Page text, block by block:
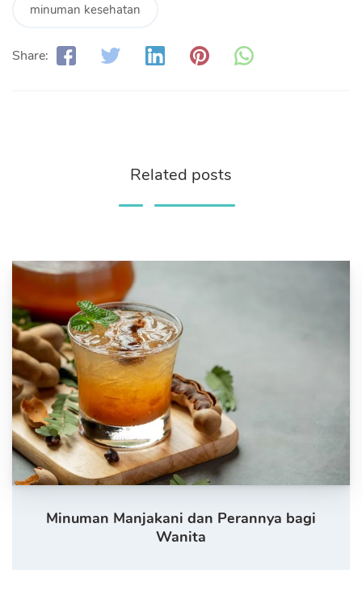
minuman kesehatan
Share:
Related posts
Minuman Manjakani dan Perannya bagi
Wanita